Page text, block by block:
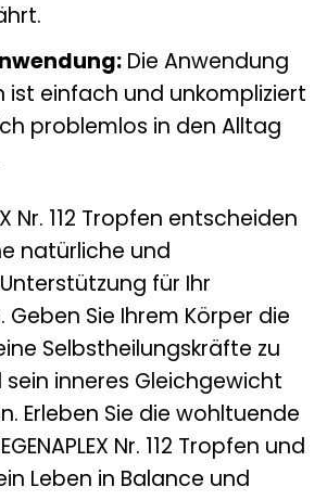
Die Anwendung
ist einfach und unkompliziert
problemlos in den Alltag
Nr. 112 Tropfen entscheiden
natürliche und
für Ihr
Sie Ihrem Körper die
Selbstheilungskräfte zu
inneres Gleichgewicht
Erleben Sie die wohltuende
Nr. 112 Tropfen und
Leben in Balance und